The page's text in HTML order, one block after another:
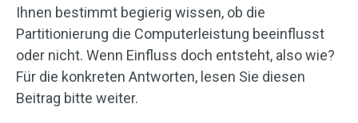
Ihnen bestimmt begierig wissen, ob die
Partitionierung die Computerleistung beeinflusst
oder nicht. Wenn Einfluss doch entsteht, also wie?
Für die konkreten Antworten, lesen Sie diesen
Beitrag bitte weiter.